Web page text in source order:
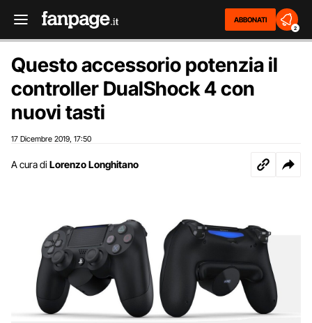
ABBONATI
2
Questo accessorio potenzia il
controller DualShock 4 con
nuovi tasti
17 Dicembre 2019 17:50
A cura di Lorenzo Longhitano